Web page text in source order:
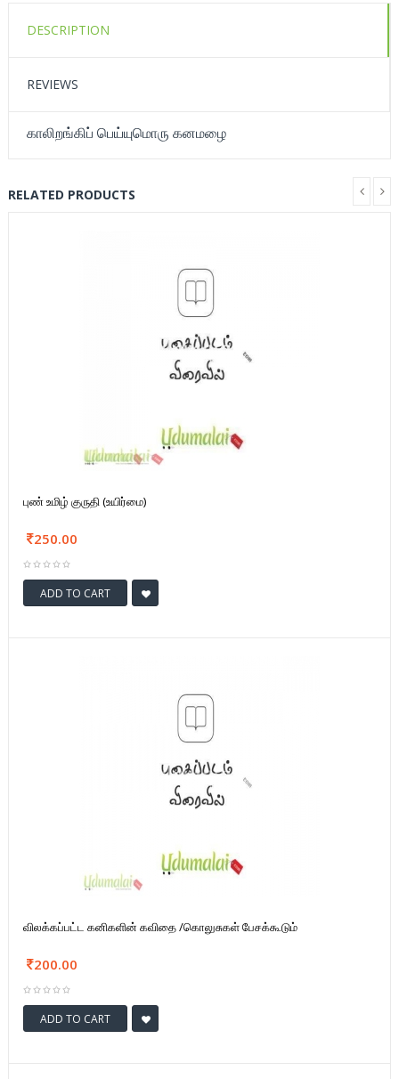
DESCRIPTION
REVIEWS
காலிறங்கிப் பெய்யுமொரு கனமழை
RELATED PRODUCTS
புண் உமிழ் குருதி (உயிர்மை)
250.00
ADD TO CART
விலக்கப்பட்ட கனிகளின் கவிதை /கொலுசுகள் பேசக்கூடும்
200.00
ADD TO CART